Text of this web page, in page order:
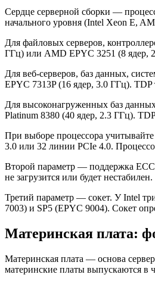
Сердце серверной сборки —
начального уровня (Intel Xeon E,
Для файловых серверов,
ГГц) или AMD EPYC 3251 (8 ядер,
Для веб-серверов, баз данных,
EPYC 7313P (16 ядер, 3.0 ГГц).
Для высоконагруженных баз
Platinum 8380 (40 ядер, 2.3 ГГц).
При выборе процессора
3.0 или 32 линии PCIe 4.0.
Второй параметр — поддержка
не загрузится или будет нестабилен.
Третий параметр — сокет. У Intel
7003) и SP5 (EPYC 9004). Сокет
Материнская плата:
Материнская плата — основа
материнские платы выпускаются